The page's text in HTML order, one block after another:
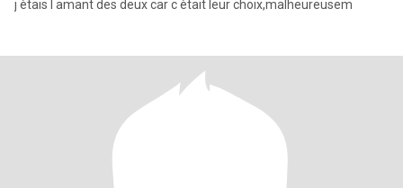
j ètais l amant des deux car c ètait leur choix,malheureusem